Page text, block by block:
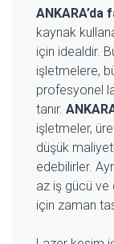
kaynak
için idealdir.
işletmelere,
profesyonel
tanır.
işletmeler,
düşük
edebilirler.
az iş gücü ve
için zaman